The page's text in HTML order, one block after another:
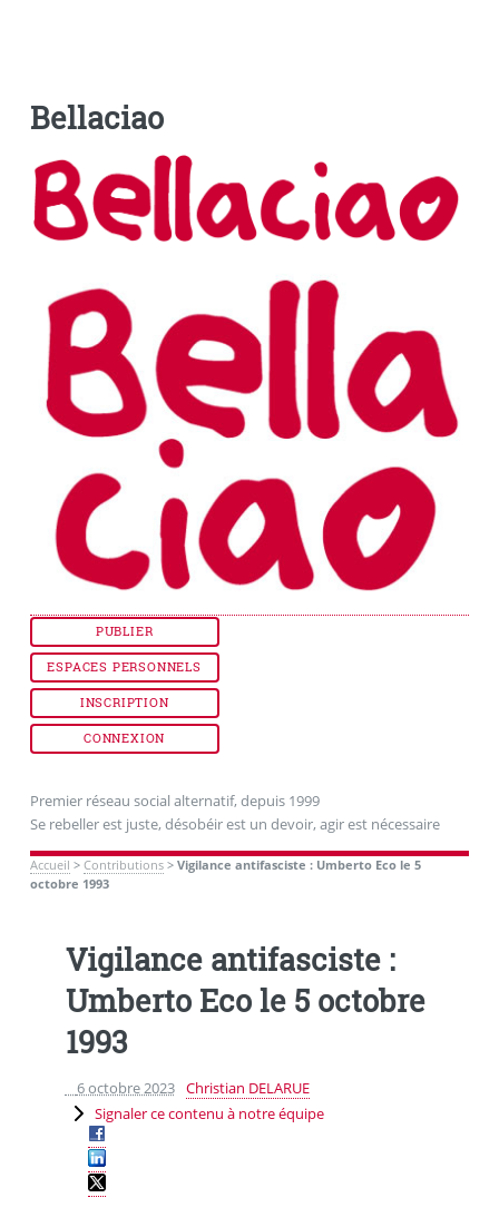
Bellaciao
PUBLIER
ESPACES PERSONNELS
INSCRIPTION
CONNEXION
Premier réseau social alternatif, depuis 1999
Se rebeller est juste, désobéir est un devoir, agir est nécessaire
Accueil > Contributions> Vigilance antifasciste : Umberto Eco le 5
octobre 1993
Vigilance antifasciste :
Umberto Eco le 5 octobre
1993
6 octobre 2023 Christian DELARUE
Signaler ce contenu à notre équipe